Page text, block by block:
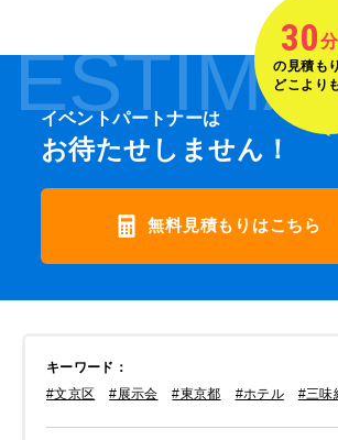
イベントパートナーは
お待たせしません！
無料見積もりはこちら
30
の見積も
どこより
キーワード ：
#文京区
#展示会 #東京都 #ホテル #三味